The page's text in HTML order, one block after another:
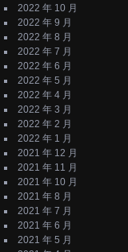
2022 年 10 月
2022 年 9 月
2022 年 8 月
2022 年 7 月
2022 年 6 月
2022 年 5 月
2022 年 4 月
2022 年 3 月
2022 年 2 月
2022 年 1 月
2021 年 12 月
2021 年 11 月
2021 年 10 月
2021 年 8 月
2021 年 7 月
2021 年 6 月
2021 年 5 月